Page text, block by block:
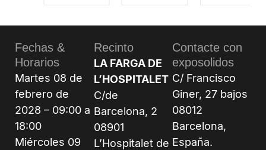
Fechas &
Horarios
Martes 08 de
febrero de
2028 – 09:00 a
18:00
Miércoles 09
Recinto
LA FARGA DE
L’HOSPITALET
C/de
Barcelona, 2
08901
L’Hospitalet de
Contacte con
exposolidos
C/ Francisco
Giner, 27 bajos
08012
Barcelona,
España.